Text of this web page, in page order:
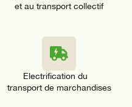
et au transport collectif
Electrification du
transport de marchandises